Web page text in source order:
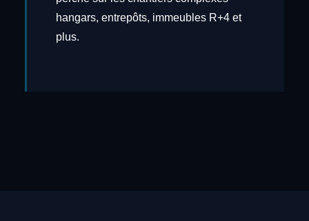
hangars, entrepôts, immeubles R+4 et
plus.